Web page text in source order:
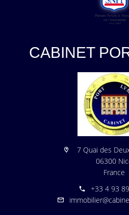
CABINET
7 Quai des
06300
France
+33 4 93